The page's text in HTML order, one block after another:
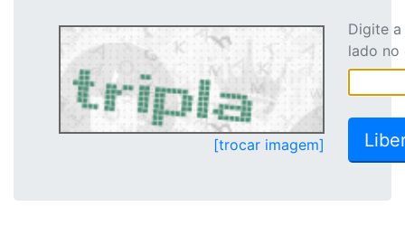
[trocar imagem]
Digite
lado no